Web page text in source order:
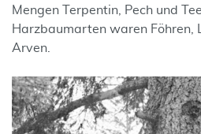
Mengen Terpentin, Pech und
Harzbaumarten waren Föhren,
Arven.